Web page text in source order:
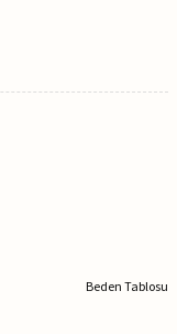
Beden Tablosu